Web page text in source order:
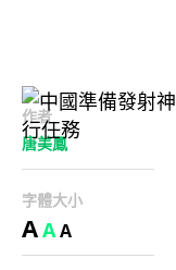
作者
唐美鳳
字體大小
AAA